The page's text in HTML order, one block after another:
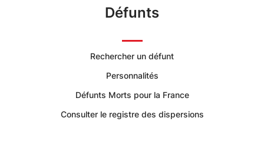
Commune
de
La
Plagne
Défunts
Rechercher un défunt
Personnalités
Défunts Morts pour la France
Consulter le registre des dispersions